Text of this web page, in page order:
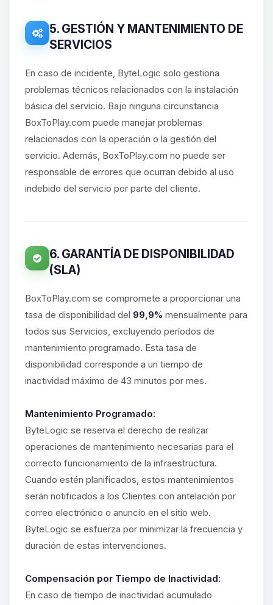
5. GESTIÓN Y MANTENIMIENTO DE
SERVICIOS
En caso de incidente, ByteLogic solo gestiona
problemas técnicos relacionados con la instalación
básica del servicio. Bajo ninguna circunstancia
BoxToPlay.com puede manejar problemas
relacionados con la operación o la gestión del
servicio. Además, BoxToPlay.com no puede ser
responsable de errores que ocurran debido al uso
indebido del servicio por parte del cliente.
6. GARANTÍA DE DISPONIBILIDAD
(SLA)
BoxToPlay.com se compromete a proporcionar una
tasa de disponibilidad del 99,9% mensualmente para
todos sus Servicios, excluyendo períodos de
mantenimiento programado. Esta tasa de
disponibilidad corresponde a un tiempo de
inactividad máximo de 43 minutos por mes.
Mantenimiento Programado:
ByteLogic se reserva el derecho de realizar
operaciones de mantenimiento necesarias para el
correcto funcionamiento de la infraestructura.
Cuando estén planificados, estos mantenimientos
serán notificados a los Clientes con antelación por
correo electrónico o anuncio en el sitio web.
ByteLogic se esfuerza por minimizar la frecuencia y
duración de estas intervenciones.
Compensación por Tiempo de Inactividad:
En caso de tiempo de inactividad acumulado